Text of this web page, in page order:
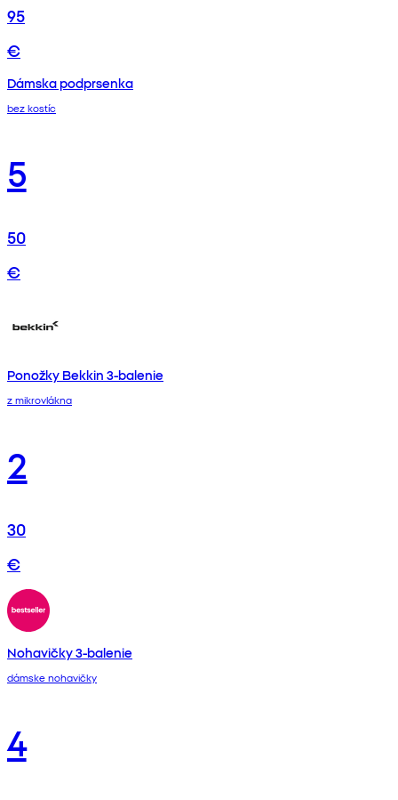
95
€
Dámska podprsenka
bez kostíc
5
50
€
Ponožky Bekkin 3-balenie
z mikrovlákna
2
30
€
Nohavičky 3-balenie
dámske nohavičky
4